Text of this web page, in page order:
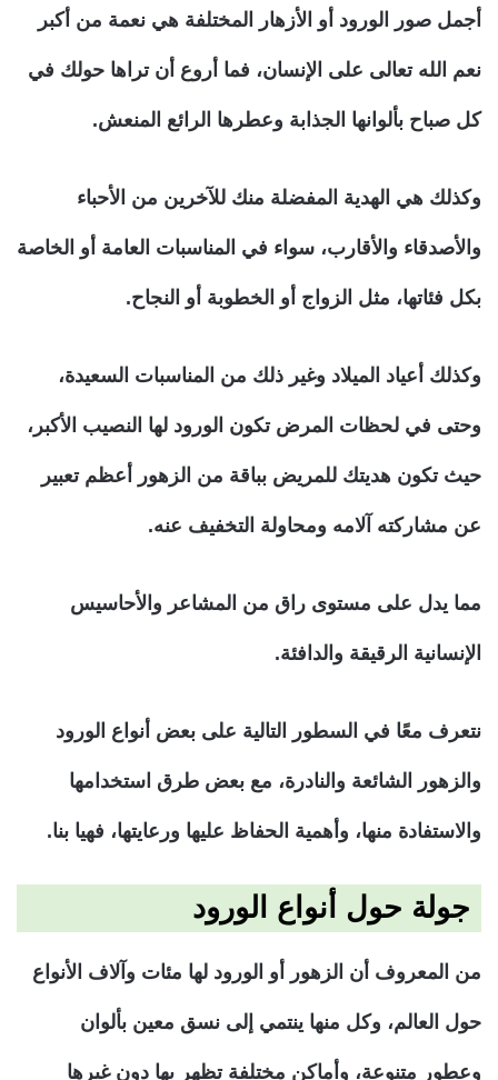
أجمل صور الورود أو الأزهار المختلفة هي نعمة من أكبر
نعم الله تعالى على الإنسان، فما أروع أن تراها حولك في
كل صباح بألوانها الجذابة وعطرها الرائع المنعش.
وكذلك هي الهدية المفضلة منك للآخرين من الأحباء
والأصدقاء والأقارب، سواء في المناسبات العامة أو الخاصة
بكل فئاتها، مثل الزواج أو الخطوبة أو النجاح.
وكذلك أعياد الميلاد وغير ذلك من المناسبات السعيدة،
وحتى في لحظات المرض تكون الورود لها النصيب الأكبر،
حيث تكون هديتك للمريض بباقة من الزهور أعظم تعبير
عن مشاركته آلامه ومحاولة التخفيف عنه.
مما يدل على مستوى راق من المشاعر والأحاسيس
الإنسانية الرقيقة والدافئة.
نتعرف معًا في السطور التالية على بعض أنواع الورود
والزهور الشائعة والنادرة، مع بعض طرق استخدامها
والاستفادة منها، وأهمية الحفاظ عليها ورعايتها، فهيا بنا.
جولة حول أنواع الورود
من المعروف أن الزهور أو الورود لها مئات وآلاف الأنواع
حول العالم، وكل منها ينتمي إلى نسق معين بألوان
وعطور متنوعة، وأماكن مختلفة تظهر بها دون غيرها